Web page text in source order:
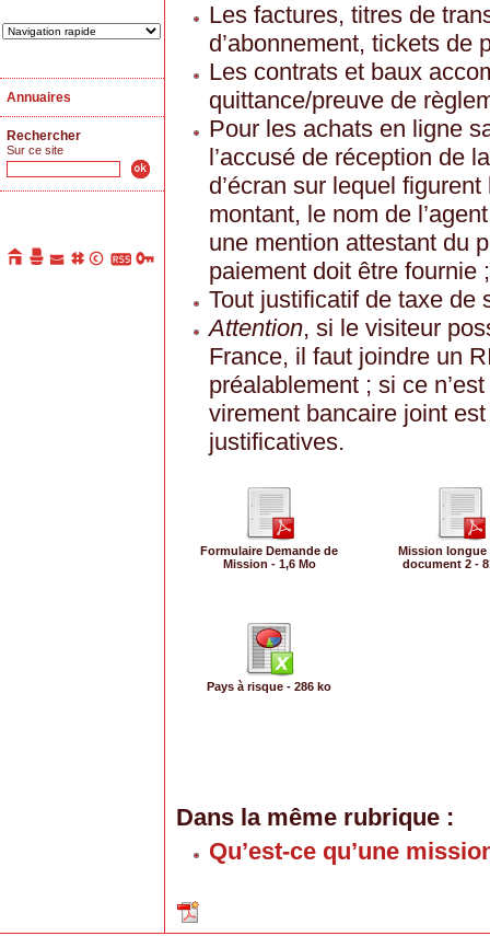
Annuaires
Rechercher
Sur ce site
Les factures, titres de
d’abonnement, tickets de
Les contrats et baux
quittance/preuve de
Pour les achats en ligne
l’accusé de réception de
d’écran sur lequel
montant, le nom de
une mention attestant du
paiement doit être fournie ;
Tout justificatif de taxe de
Attention, si le visiteur
France, il faut joindre un
préalablement ; si ce
virement bancaire joint
justificatives.
Formulaire Demande de
Mission - 1,6 Mo
Mission longue
document 2 -
Pays à risque - 286 ko
Dans la même rubrique :
Qu’est-ce qu’une